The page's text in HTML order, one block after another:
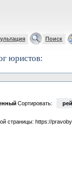
Поиск
юристов:
Сортировать:
страницы: https://